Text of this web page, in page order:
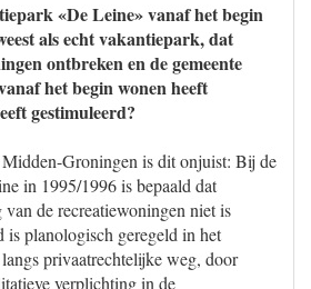
«De Leine» vanaf het begin
als echt vakantiepark, dat
ontbreken en de gemeente
het begin wonen heeft
gestimuleerd?
Midden-Groningen is dit onjuist: Bij de
in 1995/1996 is bepaald dat
de recreatiewoningen niet is
is planologisch geregeld in het
privaatrechtelijke weg, door
verplichting in de